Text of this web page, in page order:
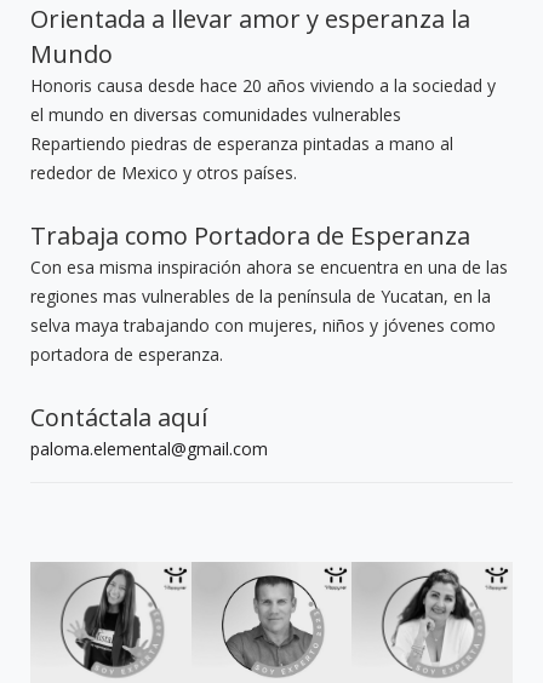
Orientada a llevar amor y esperanza la
Mundo
Honoris causa desde hace 20 años viviendo a la sociedad y
el mundo en diversas comunidades vulnerables
Repartiendo piedras de esperanza pintadas a mano al
rededor de Mexico y otros países.
Trabaja como Portadora de Esperanza
Con esa misma inspiración ahora se encuentra en una de las
regiones mas vulnerables de la península de Yucatan, en la
selva maya trabajando con mujeres, niños y jóvenes como
portadora de esperanza.
Contáctala aquí
paloma.elemental@gmail.com